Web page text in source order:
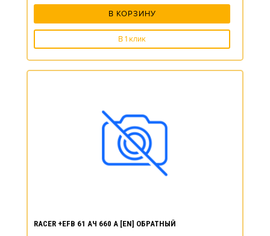
В КОРЗИНУ
В 1 клик
RACER +EFB 61 АЧ 660 А [EN] ОБРАТНЫЙ